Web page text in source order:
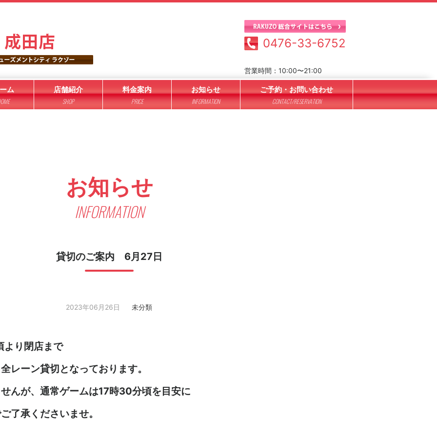
0476-33-6752
営業時間：10:00〜21:00
ム 店舗紹介
SHOP
料金案内
PRICE
お知らせ
INFORMATION
ご予約・お問い合わせ
CONTACT/RESERVATION
お知らせ
INFORMATION
貸切のご案内 6月27日
2023年06月26日 未分類
り閉店まで
レーン貸切となっております。
んが、通常ゲームは17時30分頃を目安に
了承くださいませ。